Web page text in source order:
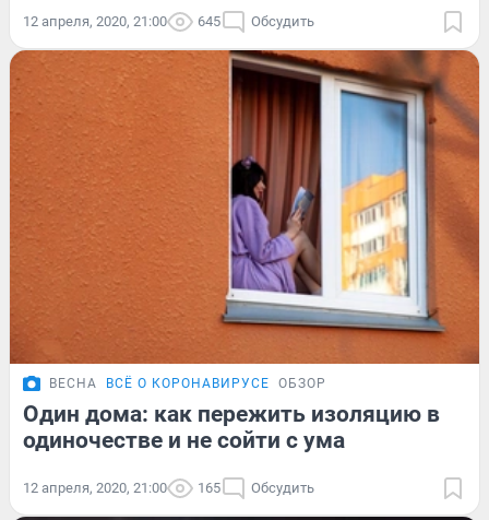
12 апреля, 2020, 21:00 645 Обсудить
ВЕСНА ВСЁ О КОРОНАВИРУСЕ ОБЗОР
Один дома: как пережить изоляцию в
одиночестве и не сойти с ума
12 апреля, 2020, 21:00 165 Обсудить